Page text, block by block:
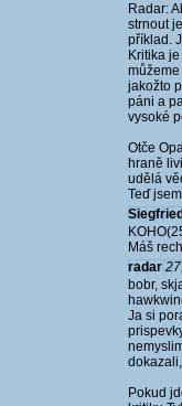
Radar:
strnout
příklad.
Kritika
jakožto
páni a
vysoké
Otče
hraně
udělá
Teď
Siegfried
Máš
radar
bobr,
Ja si
Pokud